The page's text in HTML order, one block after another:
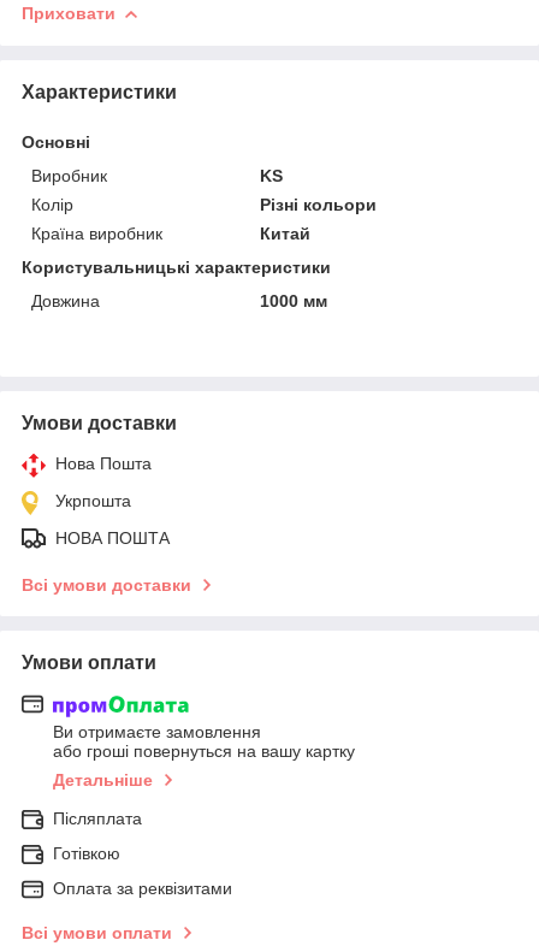
Приховати
Характеристики
Основні
Виробник
KS
Колір
Різні кольори
Країна виробник
Китай
Користувальницькі характеристики
Довжина
1000 мм
Умови доставки
Нова Пошта
Укрпошта
НОВА ПОШТА
Всі умови доставки
Умови оплати
Ви отримаєте замовлення
або гроші повернуться на вашу картку
Детальніше
Післяплата
Готівкою
Оплата за реквізитами
Всі умови оплати